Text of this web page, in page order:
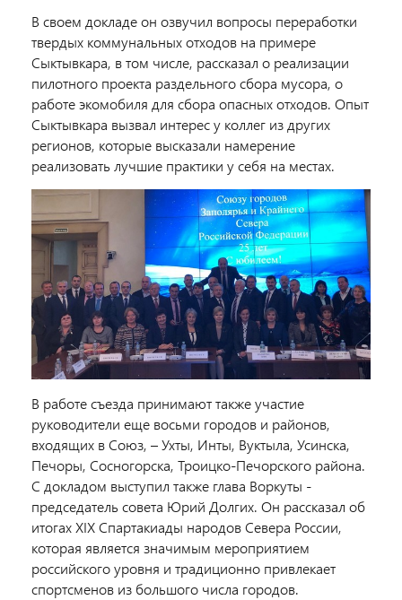
В своем докладе он озвучил вопросы переработки
твердых коммунальных отходов на примере
Сыктывкара, в том числе, рассказал о реализации
пилотного проекта раздельного сбора мусора, о
работе экомобиля для сбора опасных отходов. Опыт
Сыктывкара вызвал интерес у коллег из других
регионов, которые высказали намерение
реализовать лучшие практики у себя на местах.
В работе съезда принимают также участие
руководители еще восьми городов и районов,
входящих в Союз, – Ухты, Инты, Вуктыла, Усинска,
Печоры, Сосногорска, Троицко-Печорского района.
С докладом выступил также глава Воркуты -
председатель совета Юрий Долгих. Он рассказал об
итогах XIX Спартакиады народов Севера России,
которая является значимым мероприятием
российского уровня и традиционно привлекает
спортсменов из большого числа городов.